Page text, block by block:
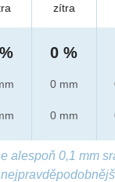
zítra
0 %
0 mm
0 mm
alespoň 0,1 mm